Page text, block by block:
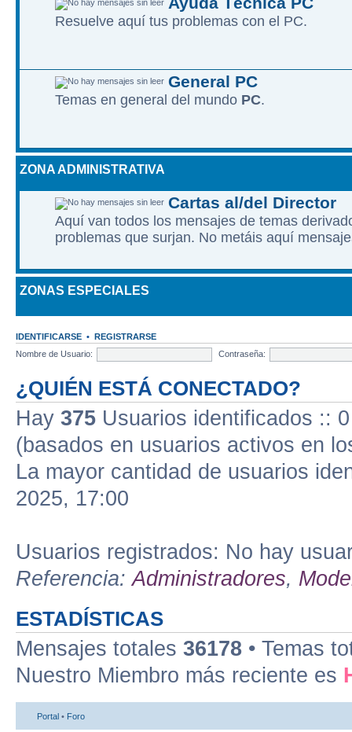
Resuelve aquí­ tus problemas con el PC.
General PC
Temas en general del mundo PC.
ZONA ADMINISTRATIVA
Cartas al/del Director
Aquí van todos los mensajes de temas
problemas que surjan. No metáis aquí
ZONAS ESPECIALES
IDENTIFICARSE • REGISTRARSE
Nombre de Usuario:
Contraseña:
¿QUIÉN ESTÁ CONECTADO?
Hay 375 Usuarios identificados ::
(basados en usuarios activos en
La mayor cantidad de usuarios
2025, 17:00
Usuarios registrados: No hay
Referencia:Administradores,
ESTADÍSTICAS
Mensajes totales 36178 • Temas
Nuestro Miembro más reciente es
Portal • Foro